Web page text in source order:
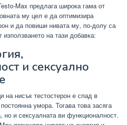
Max предлага широка гама от
му цел е да оптимизира
и да повиши нивата му, по-долу са
използването на тази добавка:
и сексуално
на нисък тестостерон е спад в
умора. Тогава това засяга
но и сексуалната ви функционалност.